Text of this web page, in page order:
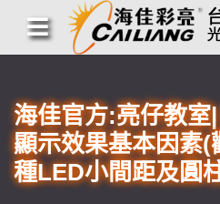
海佳官方:亮仔教
顯示效果基本因素(
種LED小間距及圓